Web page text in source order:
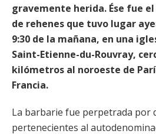
gravemente herida. Ése fue
de rehenes que tuvo lugar
9:30 de la mañana, en una
Saint-Etienne-du-Rouvray,
kilómetros al noroeste de
Francia.
La barbarie fue perpetrada por
pertenecientes al